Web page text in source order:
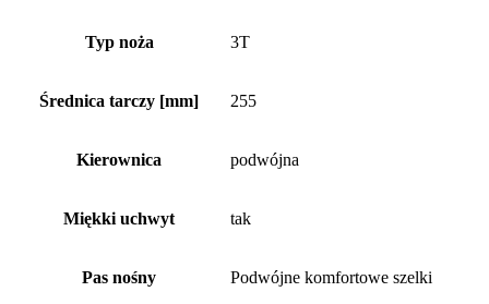
Typ noża 3T
Średnica tarczy [mm] 255
Kierownica podwójna
Miękki uchwyt tak
Pas nośny Podwójne komfortowe szelki